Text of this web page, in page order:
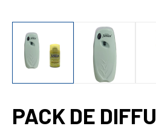
PACK DE